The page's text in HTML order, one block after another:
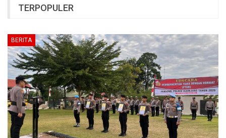
TERPOPULER
BERITA